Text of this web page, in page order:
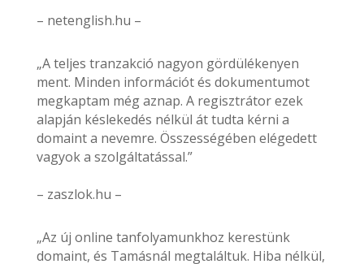
– netenglish.hu –
„A teljes tranzakció nagyon gördülékenyen
ment. Minden információt és dokumentumot
megkaptam még aznap. A regisztrátor ezek
alapján késlekedés nélkül át tudta kérni a
domaint a nevemre. Összességében elégedett
vagyok a szolgáltatással.”
– zaszlok.hu –
„Az új online tanfolyamunkhoz kerestünk
domaint, és Tamásnál megtaláltuk. Hiba nélkül,